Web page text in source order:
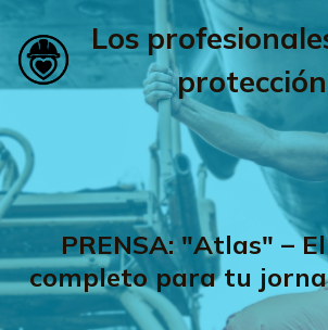
Los
protección
PRENSA: "Atlas" –
completo para tu